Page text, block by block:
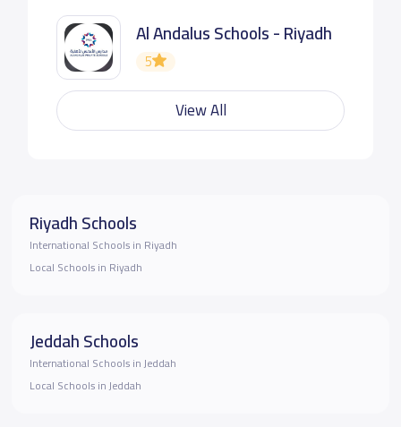
Al Andalus Schools - Riyadh
5
View All
Riyadh Schools
International Schools in Riyadh
Local Schools in Riyadh
Jeddah Schools
International Schools in Jeddah
Local Schools in Jeddah